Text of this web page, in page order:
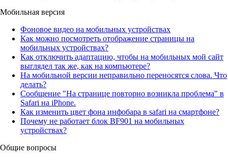
Мобильная версия
Фоновое видео на мобильных устройствах
Как можно посмотреть отображение страницы на
мобильных устройствах?
Как отключить адаптацию, чтобы на мобильных мой сайт
выглядел так же, как на компьютере?
На мобильной версии неправильно переносятся слова. Что
делать?
Сообщение "На странице повторно возникла проблема" в
Safari на iPhone.
Как изменить цвет фона инфобара в safari на смартфоне?
Почему не работает блок BF901 на мобильных
устройствах?
Общие вопросы